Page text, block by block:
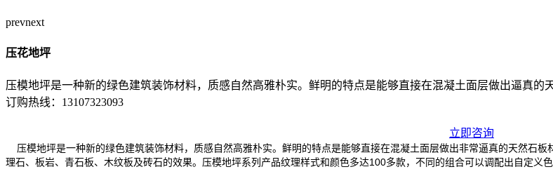
prevnext
压花地坪
压模地坪是一种新的绿色建筑装饰材料，质感自然高雅朴实。鲜明的特点是能够直接在混凝土面层做出逼真
订购热线： 13107323093
立即咨询
压模地坪是一种新的绿色建筑装饰材料，质感自然高雅朴实。鲜明的特点是能够直接在混凝土面层做出非常逼真的天然石
理石、板岩、青石板、木纹板及砖石的效果。压模地坪系列产品纹理样式和颜色多达100多款，不同的组合可以调配出自定义色